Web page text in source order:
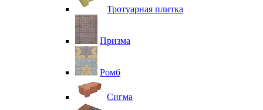
Тротуарная плитка
Призма
Ромб
Сигма